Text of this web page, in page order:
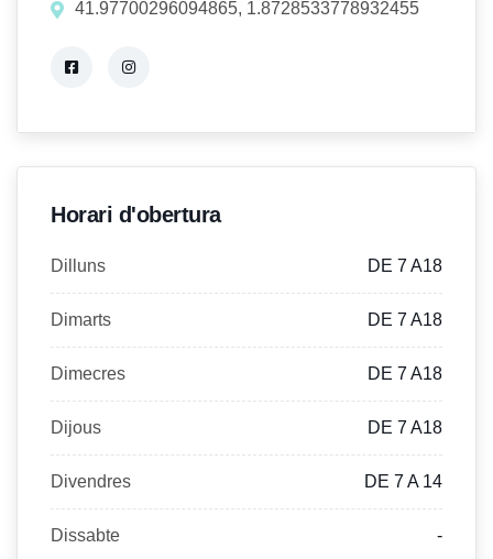
41.97700296094865, 1.8728533778932455
Horari d'obertura
Dilluns DE 7 A18
Dimarts DE 7 A18
Dimecres DE 7 A18
Dijous DE 7 A18
Divendres DE 7 A 14
Dissabte -